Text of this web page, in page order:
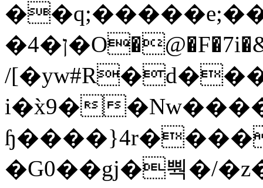
/
i�x̀9�
�G0��gj�뿩�/